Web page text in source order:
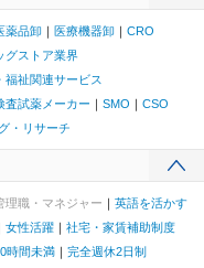
薬品卸 医療機器卸
CRO
グストア業界
福祉関連サービス
査試薬メーカー SMO
CSO
・リサーチ
理職・マネジャー
英語を活かす
女性活躍
社宅・家賃補助制度
時間未満
完全週休2日制